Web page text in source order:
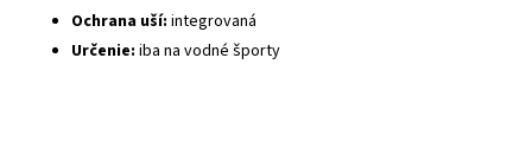
Ochrana uší: integrovaná
Určenie: iba na vodné športy